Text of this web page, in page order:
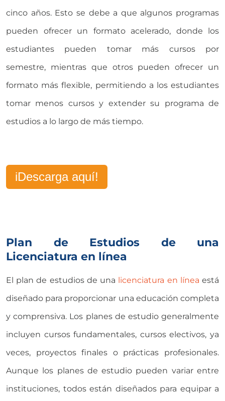
cinco años. Esto se debe a que algunos programas
pueden ofrecer un formato acelerado, donde los
estudiantes pueden tomar más cursos por
semestre, mientras que otros pueden ofrecer un
formato más flexible, permitiendo a los estudiantes
tomar menos cursos y extender su programa de
estudios a lo largo de más tiempo.
iDescarga aquí!
Plan de Estudios de una
Licenciatura en línea
El plan de estudios de una licenciatura en línea está
diseñado para proporcionar una educación completa
y comprensiva. Los planes de estudio generalmente
incluyen cursos fundamentales, cursos electivos, ya
veces, proyectos finales o prácticas profesionales.
Aunque los planes de estudio pueden variar entre
instituciones, todos están diseñados para equipar a